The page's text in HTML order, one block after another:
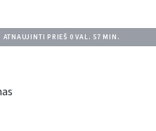
PRIEŠ 0 VAL. 57 MIN.